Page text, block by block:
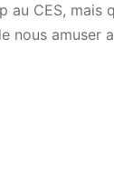
au CES, mais
nous amuser